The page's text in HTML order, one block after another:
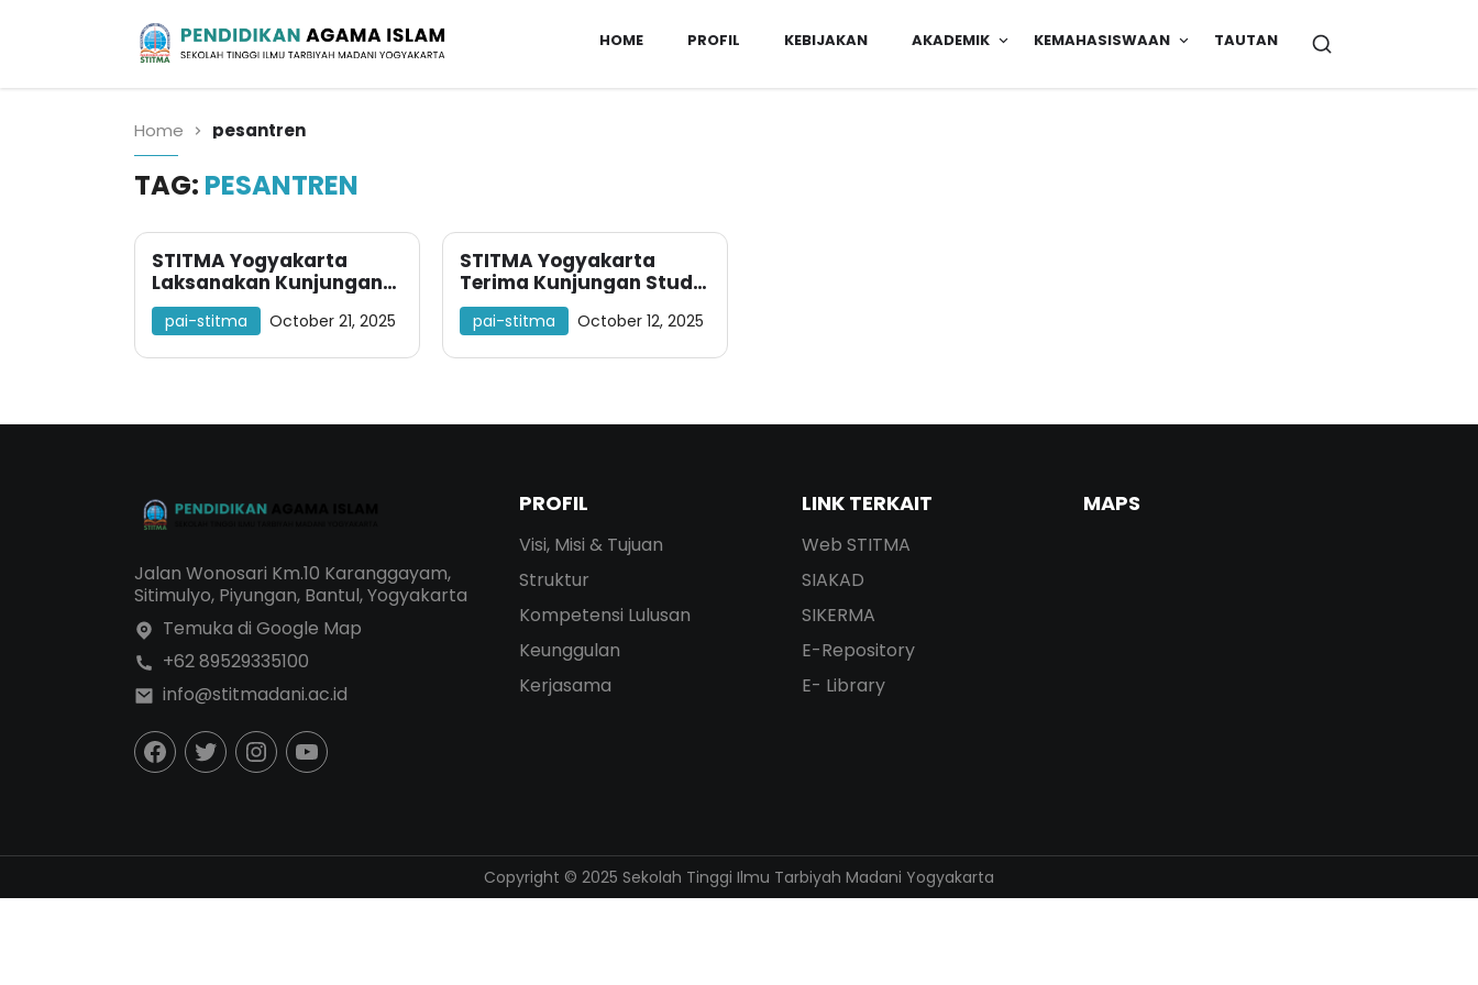
Pendidikan Agama
Islam
Yogyakarta
HOME PROFIL KEBIJAKAN AKADEMIK KEMAHASISWAAN TAUTAN
Home pesantren
TAG: PESANTREN
STITMA Yogyakarta
Laksanakan Kunjungan
dan Salurkan Bantuan
kemanusiaan ke Ponpes
pai-stitma October 21, 2025
STITMA Yogyakarta
Terima Kunjungan Studi
Lanjut dan Pengenalan
Budaya Akademik dari
pai-stitma October 12, 2025
Jalan Wonosari Km.10 Karanggayam,
Sitimulyo, Piyungan, Bantul, Yogyakarta
Temuka di Google Map
+62 89529335100
info@stitmadani.ac.id
PROFIL
Visi, Misi & Tujuan
Struktur
Kompetensi Lulusan
Keunggulan
Kerjasama
LINK TERKAIT
Web STITMA
SIAKAD
SIKERMA
E-Repository
E- Library
MAPS
Copyright © 2025 Sekolah Tinggi Ilmu Tarbiyah Madani Yogyakarta